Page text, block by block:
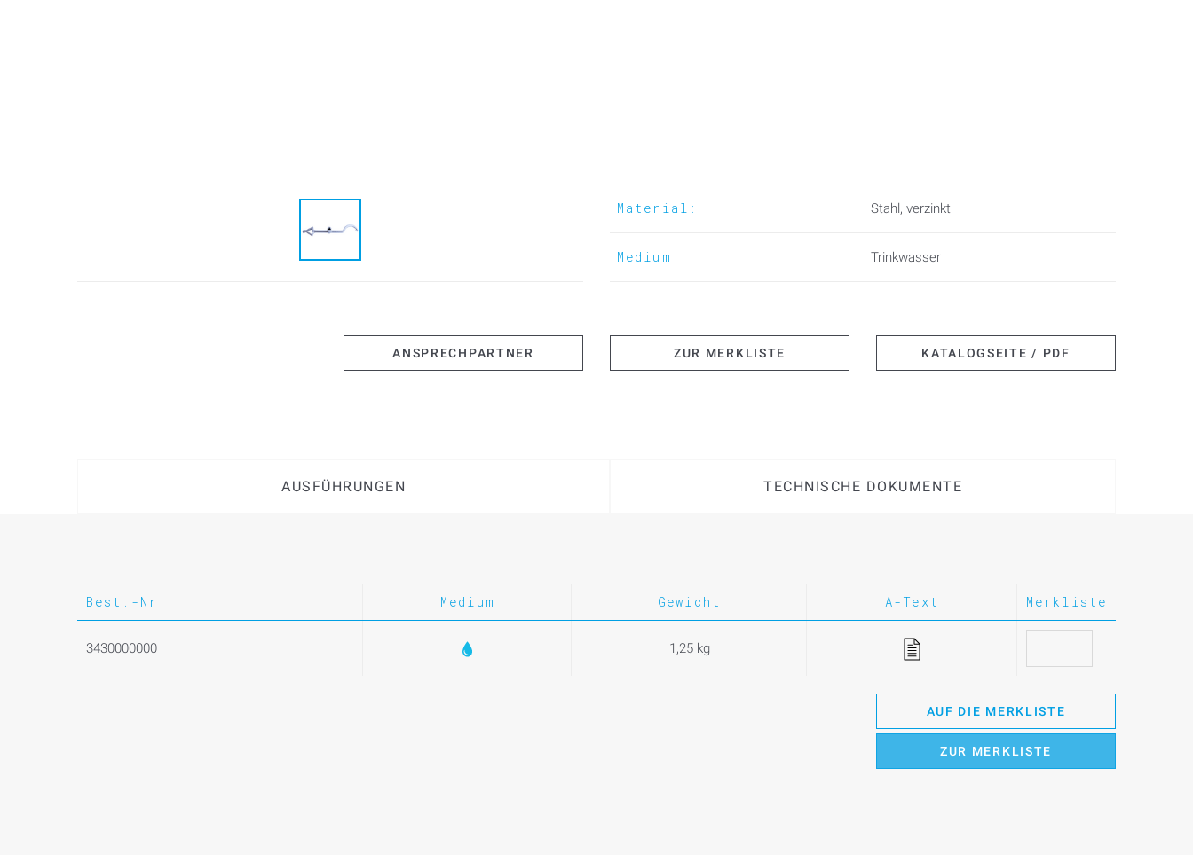
Material: Stahl, verzinkt
Medium Trinkwasser
ANSPRECHPARTNER ZUR MERKLISTE KATALOGSEITE / PDF
AUSFÜHRUNGEN TECHNISCHE DOKUMENTE
Best.-Nr. Medium Gewicht A-Text Merkliste
3430000000 1,25 kg
AUF DIE MERKLISTE
ZUR MERKLISTE